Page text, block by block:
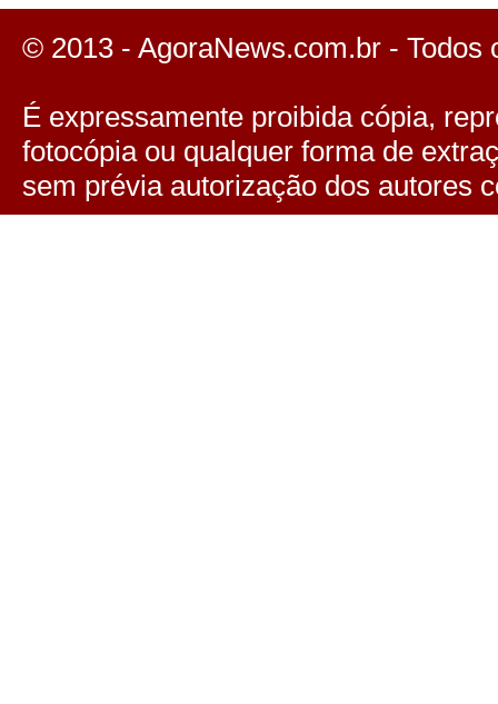
© 2013 - AgoraNews.com.br - Todos
É expressamente proibida cópia,
fotocópia ou qualquer forma de
sem prévia autorização dos autores